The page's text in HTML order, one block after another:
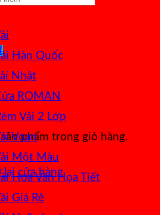
phẩm trong giỏ hàng.
lại cửa hàng
Hàn Quốc
Nhật
ROMAN
Vải 2 Lớp
Voan
Một Màu
Hoa Văn Họa Tiết
Giá Rẻ